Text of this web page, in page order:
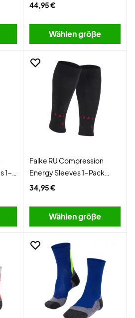
44,95 €
Wählen größe
1-
Falke RU Compression
Energy Sleeves 1-Pack
Black
34,95 €
Wählen größe